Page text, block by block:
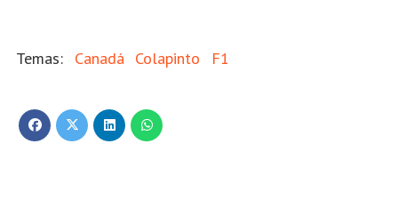
Canadá Colapinto F1